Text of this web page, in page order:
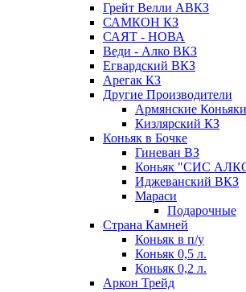
Грейт Велли АВКЗ
САМКОН КЗ
САЯТ - НОВА
Веди - Алко ВКЗ
Егвардский ВКЗ
Арегак КЗ
Другие Производители
Армянские Коньяки
Кизлярский КЗ
Коньяк в Бочке
Гиневан ВЗ
Коньяк "СИС
Иджеванский ВКЗ
Мараси
Подарочные
Страна Камней
Коньяк в п/у
Коньяк 0,5 л.
Коньяк 0,2 л.
Аркон Трейд